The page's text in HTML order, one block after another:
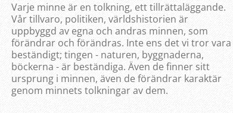
Varje minne är en tolkning, ett tillrättaläggande.
Vår tillvaro, politiken, världshistorien är
uppbyggd av egna och andras minnen, som
förändrar och förändras. Inte ens det vi tror vara
beständigt; tingen - naturen, byggnaderna,
böckerna - är beständiga. Även de finner sitt
ursprung i minnen, även de förändrar karaktär
genom minnets tolkningar av dem.